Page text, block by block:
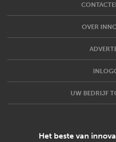
OVER
UW BEDRIJF
Het beste van